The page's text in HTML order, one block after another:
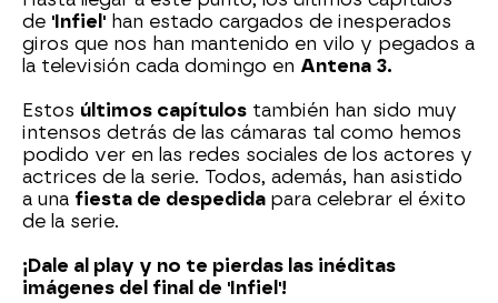
de 'Infiel' han estado cargados de inesperados
giros que nos han mantenido en vilo y pegados a
la televisión cada domingo en Antena 3.
Estos últimos capítulos también han sido muy
intensos detrás de las cámaras tal como hemos
podido ver en las redes sociales de los actores y
actrices de la serie. Todos, además, han asistido
a una fiesta de despedida para celebrar el éxito
de la serie.
¡Dale al play y no te pierdas las inéditas
imágenes del final de 'Infiel'!